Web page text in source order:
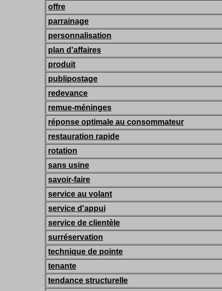
offre
parrainage
personnalisation
plan d'affaires
produit
publipostage
redevance
remue-méninges
réponse optimale au consommateur
restauration rapide
rotation
sans usine
savoir-faire
service au volant
service d'appui
service de clientèle
surréservation
technique de pointe
tenante
tendance structurelle